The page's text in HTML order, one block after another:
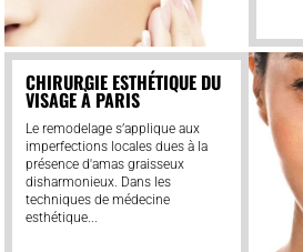
CHIRURGIE ESTHÉTIQUE DU
VISAGE À PARIS
Le remodelage s’applique aux
imperfections locales dues à la
présence d'amas graisseux
disharmonieux. Dans les
techniques de médecine
esthétique...